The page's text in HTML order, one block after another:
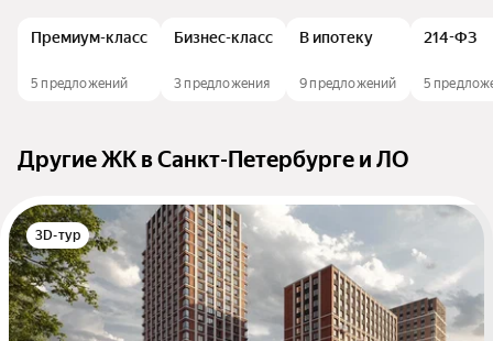
Премиум-класс
5 предложений
Бизнес-класс
3 предложения
В ипотеку
9 предложений
214-ФЗ
5
Другие ЖК в Санкт-Петербурге и ЛО
3D-тур